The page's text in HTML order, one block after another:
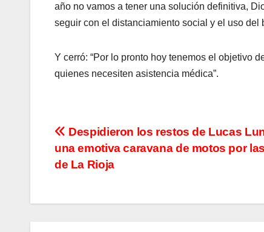
año no vamos a tener una solución definitiva,
seguir con el distanciamiento social y el uso del
Y cerró: “Por lo pronto hoy tenemos el objetivo
quienes necesiten asistencia médica”.
N
a
e
Despidieron los restos de Lucas
una emotiva caravana de motos por
de La Rioja